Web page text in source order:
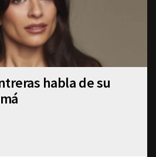
habla de su